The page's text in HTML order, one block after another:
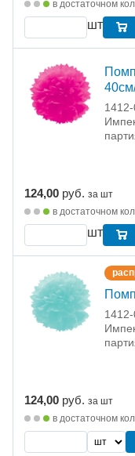
в достаточном
шт
124,00 руб. за шт
в достаточном
шт
124,00 руб. за шт
в достаточном